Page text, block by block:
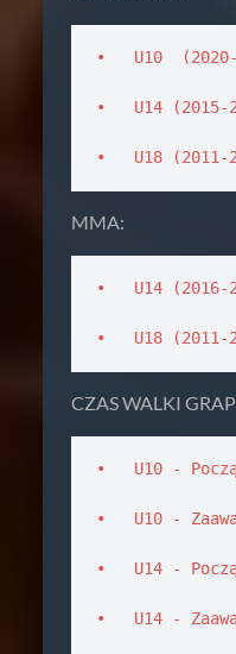
•   U10
•   U14
•   U18
MMA:
•   U14
•   U18
CZAS WALKI
•   U10 -
•   U10 -
•   U14 -
•   U14 -